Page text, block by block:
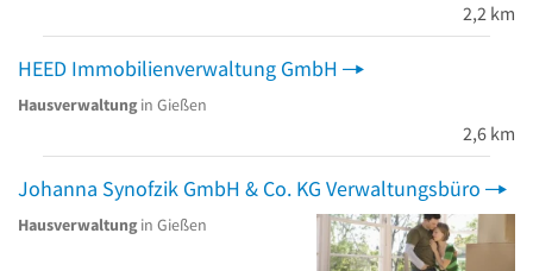
2,2 km
HEED Immobilienverwaltung GmbH
Hausverwaltung in Gießen
2,6 km
Johanna Synofzik GmbH & Co. KG Verwaltungsbüro
Hausverwaltung in Gießen